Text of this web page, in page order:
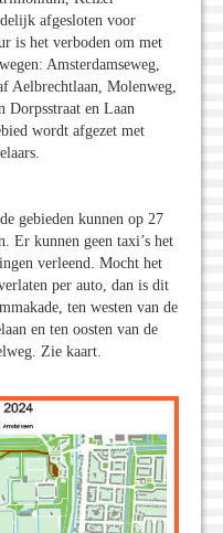
afgesloten voor
is het verboden om met
Amsterdamseweg,
Aelbrechtlaan, Molenweg,
Dorpsstraat en Laan
wordt afgezet met
gebieden kunnen op 27
Er kunnen geen taxi’s het
verleend. Mocht het
per auto, dan is dit
ten westen van de
en ten oosten van de
Zie kaart.